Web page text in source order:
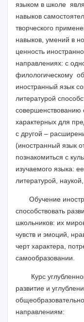
языком в школе
навыков
творческого
навыков, умений в
ценность
направлениях: с
филологическому
иностранный язык
литературой
совершенствованию
характерных для
с другой –
(иностранный язык
познакомиться с
изучаемого языка:
литературой, наукой,
Обучение
способствовать
школьников: их
чувств и эмоций,
черт характера,
самообразовании.
Курс
развитие и
направлениям: